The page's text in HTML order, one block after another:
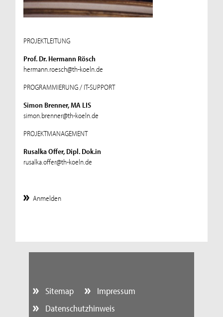
PROJEKTLEITUNG
Prof. Dr. Hermann Rösch
hermann.roesch@th-koeln.de
PROGRAMMIERUNG / IT-SUPPORT
Simon Brenner, MA LIS
simon.brenner@th-koeln.de
PROJEKTMANAGEMENT
Rusalka Offer, Dipl. Dok.in
rusalka.offer@th-koeln.de
Anmelden
Sitemap
Impressum
Datenschutzhinweis